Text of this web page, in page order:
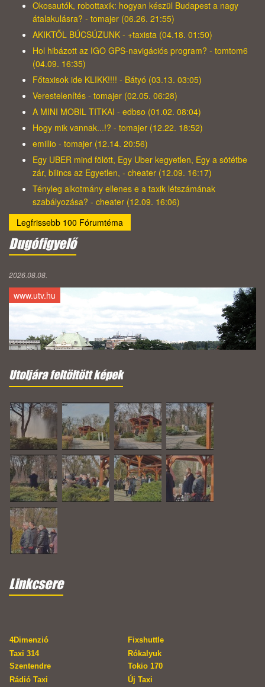
Okosautók, robottaxik: hogyan készül Budapest a nagy
átalakulásra? - tomajer (06.26. 21:55)
AKIKTŐL BÚCSÚZUNK - +taxista (04.18. 01:50)
Hol hibázott az IGO GPS-navigációs program? - tomtom6
(04.09. 16:35)
Főtaxisok ide KLIKK!!!! - Bátyó (03.13. 03:05)
Verestelenítés - tomajer (02.05. 06:28)
A MINI MOBIL TITKAI - edbso (01.02. 08:04)
Hogy mik vannak...!? - tomajer (12.22. 18:52)
emillio - tomajer (12.14. 20:56)
Egy UBER mind fölött, Egy Uber kegyetlen, Egy a sötétbe
zár, bilincs az Egyetlen, - cheater (12.09. 16:17)
Tényleg alkotmány ellenes e a taxik létszámának
szabályozása? - cheater (12.09. 16:06)
Legfrissebb 100 Fórumtéma
Dugófigyelő
2026.08.08.
www.utv.hu
Utoljára feltöltött képek
Linkcsere
4Dimenzió
Fixshuttle
Taxi 314
Szentendre
Rókalyuk
Tokio 170
Rádió Taxi
Új Taxi